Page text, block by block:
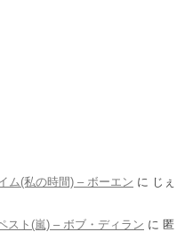
ム(私の時間) – ボーエン に じぇ
スト(嵐) – ボブ・ディラン に 匿